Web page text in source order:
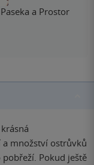
a Prostor
množství ostrůvků
Pokud ještě